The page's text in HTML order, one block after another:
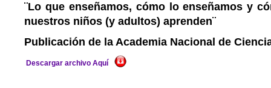
¨Lo que enseñamos, cómo lo enseñamos y
nuestros niños (y adultos) aprenden¨
Publicación de la Academia Nacional de
Descargar archivo Aquí